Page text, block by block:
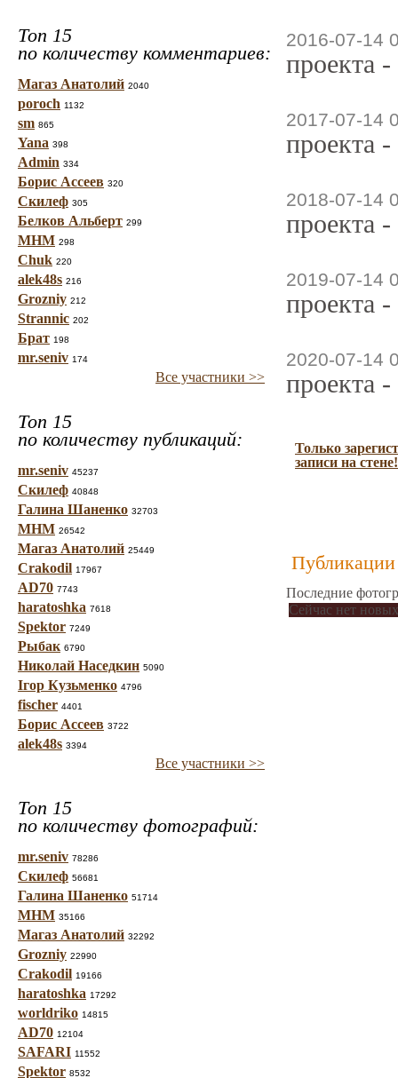
Топ 15
по количеству комментариев:
Магаз Анатолий 2040
poroch 1132
sm 865
Yana 398
Admin 334
Борис Ассеев 320
Скилеф 305
Белков Альберт 299
МНМ 298
Chuk 220
alek48s 216
Grozniy 212
Strannic 202
Брат 198
mr.seniv 174
Все участники >>
Топ 15
по количеству публикаций:
mr.seniv 45237
Скилеф 40848
Галина Шаненко 32703
МНМ 26542
Магаз Анатолий 25449
Crakodil 17967
AD70 7743
haratoshka 7618
Spektor 7249
Рыбак 6790
Николай Наседкин 5090
Ігор Кузьменко 4796
fischer 4401
Борис Ассеев 3722
alek48s 3394
Все участники >>
Топ 15
по количеству фотографий:
mr.seniv 78286
Скилеф 56681
Галина Шаненко 51714
МНМ 35166
Магаз Анатолий 32292
Grozniy 22990
Crakodil 19166
haratoshka 17292
worldriko 14815
AD70 12104
SAFARI 11552
Spektor 8532
2016-07-14
проекта
2017-07-14
проекта
2018-07-14
проекта
2019-07-14
проекта
2020-07-14
проекта
Только
записи на стене!
Публикации
Последние
Сейчас нет